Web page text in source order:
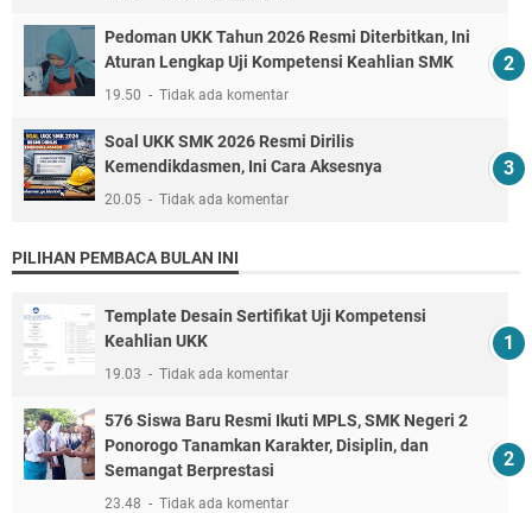
Pedoman UKK Tahun 2026 Resmi Diterbitkan, Ini
Aturan Lengkap Uji Kompetensi Keahlian SMK
19.50 Tidak ada komentar
Soal UKK SMK 2026 Resmi Dirilis
Kemendikdasmen, Ini Cara Aksesnya
20.05 Tidak ada komentar
PILIHAN PEMBACA BULAN INI
Template Desain Sertifikat Uji Kompetensi
Keahlian UKK
19.03 Tidak ada komentar
576 Siswa Baru Resmi Ikuti MPLS, SMK Negeri 2
Ponorogo Tanamkan Karakter, Disiplin, dan
Semangat Berprestasi
23.48 Tidak ada komentar